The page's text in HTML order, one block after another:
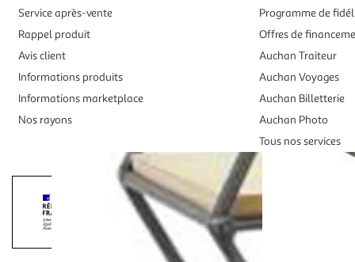
Service après-vente
Rappel produit
Avis client
Informations produits
Informations marketplace
Nos rayons
Programme de
Offres de
Auchan Traiteur
Auchan Voyages
Auchan Billetterie
Auchan Photo
Tous nos services
Interdiction de vente de boissons
La preuve de majorité de l'acheteur est exigée au moment de la